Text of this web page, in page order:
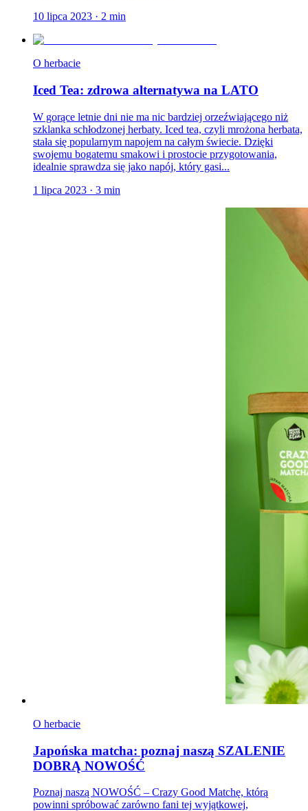
10 lipca 2023 · 2 min
O herbacie
Iced Tea: zdrowa alternatywa na LATO
W gorące letnie dni nie ma nic bardziej orzeźwiającego niż
szklanka schłodzonej herbaty. Iced tea, czyli mrożona herbata,
stała się popularnym napojem na całym świecie. Dzięki
swojemu bogatemu smakowi i prostocie przygotowania,
idealnie sprawdza się jako napój, który gasi...
1 lipca 2023 · 3 min
O herbacie
Japońska matcha: poznaj naszą SZALENIE
DOBRĄ NOWOŚĆ
Poznaj naszą NOWOŚĆ – Crazy Good Matchę, którą
powinni spróbować zarówno fani tej wyjątkowej,